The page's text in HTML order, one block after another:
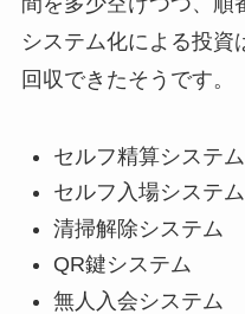
システム化による投資
回収できたそうです。
セルフ精算システム
セルフ入場システム
清掃解除システム
QR鍵システム
無人入会システム